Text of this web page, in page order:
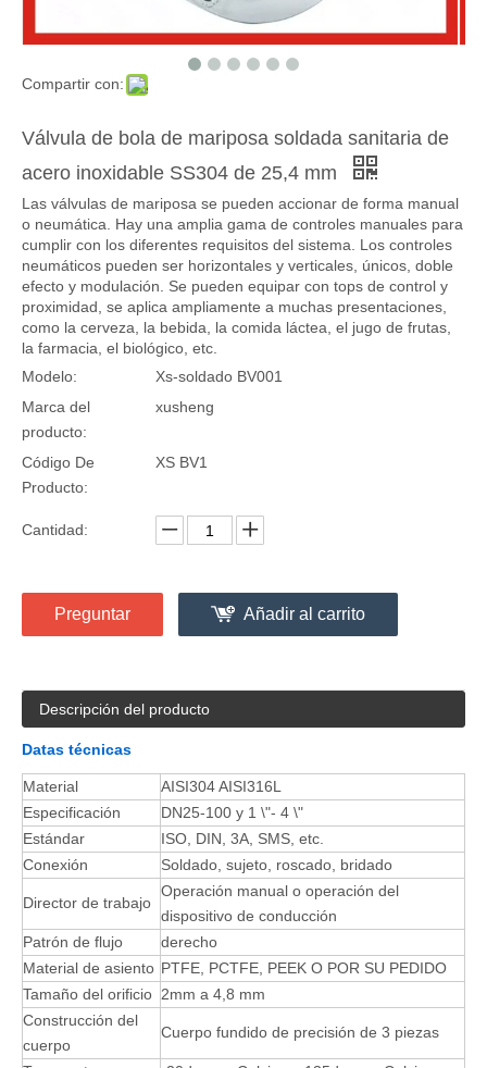
Compartir con:
Válvula de bola de mariposa soldada sanitaria de
acero inoxidable SS304 de 25,4 mm
Las válvulas de mariposa se pueden accionar de forma manual
o neumática. Hay una amplia gama de controles manuales para
cumplir con los diferentes requisitos del sistema. Los controles
neumáticos pueden ser horizontales y verticales, únicos, doble
efecto y modulación. Se pueden equipar con tops de control y
proximidad, se aplica ampliamente a muchas presentaciones,
como la cerveza, la bebida, la comida láctea, el jugo de frutas,
la farmacia, el biológico, etc.
Modelo:
Xs-soldado BV001
Marca del
producto:
xusheng
Código De
Producto:
XS BV1
Cantidad:
Preguntar Añadir al carrito
Descripción del producto
Datas técnicas
Material
AISI304 AISI316L
Especificación
DN25-100 y 1 \"- 4 \"
Estándar
ISO, DIN, 3A, SMS, etc.
Conexión
Soldado, sujeto, roscado, bridado
Director de trabajo
Operación manual o operación del
dispositivo de conducción
Patrón de flujo
derecho
Material de asiento PTFE, PCTFE, PEEK O POR SU PEDIDO
Tamaño del orificio 2mm a 4,8 mm
Construcción del
cuerpo
Cuerpo fundido de precisión de 3 piezas